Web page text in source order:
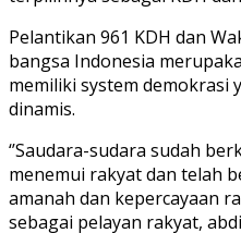
Pelantikan 961 KDH dan
bangsa Indonesia
memiliki system demokrasi
dinamis.
‘’Saudara-sudara sudah
menemui rakyat dan telah
amanah dan kepercayaan
sebagai pelayan rakyat,